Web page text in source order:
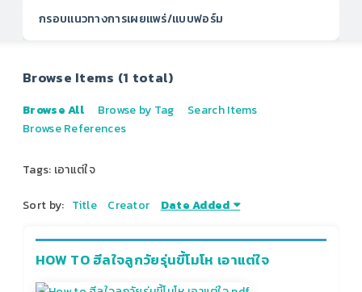
กรอบแนวทางการเผยแพร่/แบบฟอร์ม
Browse Items (1 total)
Browse All Browse by Tag
Search Items
Browse References
Tags: เอาแต่ใจ
Sort by: Title Creator Date Added
HOW TO ฮีลใจลูกวัยรุ่นขี้โมโห เอาแต่ใจ